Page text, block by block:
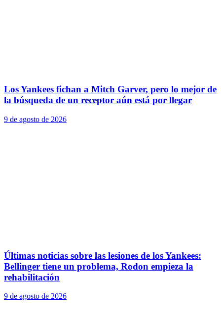
Los Yankees fichan a Mitch Garver, pero lo mejor de
la búsqueda de un receptor aún está por llegar
9 de agosto de 2026
Últimas noticias sobre las lesiones de los Yankees:
Bellinger tiene un problema, Rodon empieza la
rehabilitación
9 de agosto de 2026